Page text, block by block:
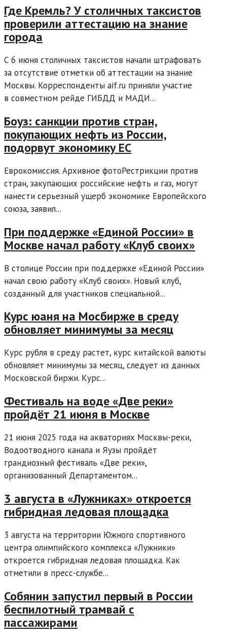
Где Кремль? У столичных таксистов
проверили аттестацию на знание
города
С 6 июня столичных таксистов начали штрафовать
за отсутствие отметки об аттестации на знание
Москвы. Корреспонденты aif.ru приняли участие
в совместном рейде ГИБДД и МАДИ...
Боуз: санкции против стран,
покупающих нефть из России,
подорвут экономику ЕС
Еврокомиссия. Архивное фотоРестрикции против
стран, закупающих российские нефть и газ, могут
нанести серьезный ущерб экономике Европейского
союза, заявил...
При поддержке «Единой России» в
Москве начал работу «Клуб своих»
В столице России при поддержке «Единой России»
начал свою работу «Клуб своих». Новый клуб,
созданный для участников специальной...
Курс юаня на Мосбирже в среду
обновляет минимумы за месяц
Курс рубля в среду растет, курс китайской валюты
обновляет минимумы за месяц, следует из данных
Московской биржи. Курс...
Фестиваль на воде «Две реки»
пройдёт 21 июня в Москве
21 июня 2025 года на акваториях Москвы-реки,
Водоотводного канала и Яузы пройдёт
грандиозный фестиваль «Две реки»,
организованный Департаментом...
3 августа в «Лужниках» откроется
гибридная ледовая площадка
3 августа на территории Южного спортивного
центра олимпийского комплекса «Лужники»
откроется гибридная ледовая площадка. Как
отметили в пресс-службе...
Собянин запустил первый в России
беспилотный трамвай с
пассажирами